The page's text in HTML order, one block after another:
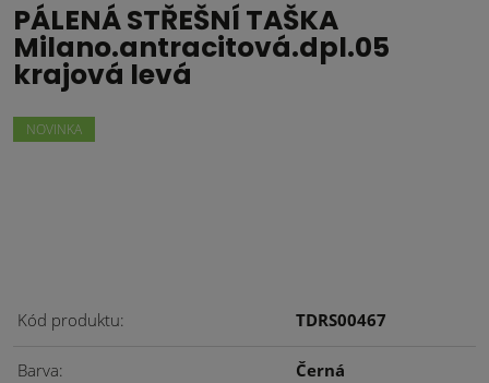
PÁLENÁ STŘEŠNÍ TAŠKA
Milano.antracitová.dpl.05
krajová levá
NOVINKA
Kód produktu TDRS00467
Barva Černá